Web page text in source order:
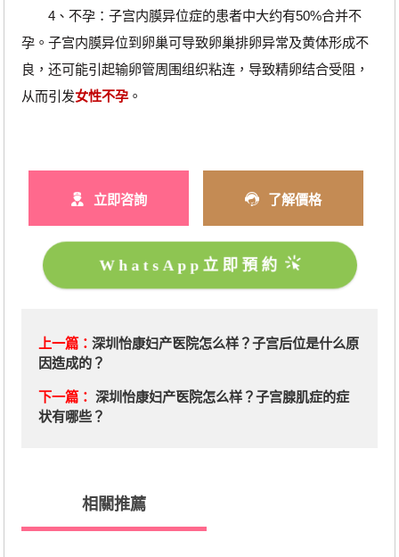
4、不孕：子宫内膜异位症的患者中大约有50%合并不
孕。子宫内膜异位到卵巢可导致卵巢排卵异常及黄体形成不
良，还可能引起输卵管周围组织粘连，导致精卵结合受阻，
从而引发女性不孕。
立即咨詢 了解價格
WhatsApp立即預約
上一篇： 深圳怡康妇产医院怎么样？子宫后位是什么原
因造成的？
下一篇： 深圳怡康妇产医院怎么样？子宫腺肌症的症
状有哪些？
相關推薦